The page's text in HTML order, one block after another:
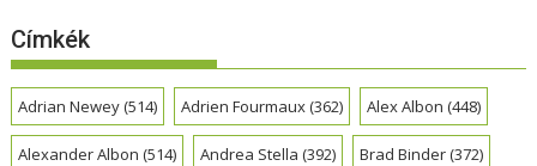
Címkék
Adrian Newey(514) Adrien Fourmaux(362) Alex Albon (448)
Alexander Albon (514) Andrea Stella (392) Brad Binder(372)